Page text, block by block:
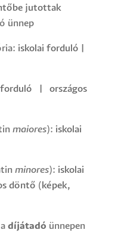
jutottak
ünnep
iskolai forduló
országos
maiores): iskolai
minores): iskolai
döntő ( képek,
díjátadó ünnepen